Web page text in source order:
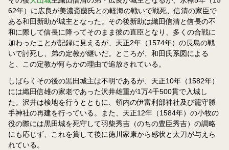
62年）に広良が美濃斎藤氏との軽海の戦いで戦死、信清の家臣で
ある和田新助が城主となった。その後新助は織田信清と信長の不
和に際して信長に降ってそのまま彼の直臣となり、多くの合戦に
加わったことが記録に見えるが、天正2年（1574年）の長島の戦
いで討死し、弟の定教が継いだ。ところが、和田氏系図による
と、この定教が何らかの理由で追放されている。
しばらくその後の黒田城主は不明であるが、天正10年（1582年）
には織田信雄の家老であった沢井雄重が1万4千500貫で入城し
た。沢井は検地を行うとともに、領内の伊富利部神社及び籠守勝
手神社の再建を行っている。また、天正12年（1584年）の小牧の
役の際には黒田城を死守して羽柴秀吉（のちの豊臣秀吉）の調略
にも応じず、これを賞して後に徳川家康から感状と太刀が与えら
れている。